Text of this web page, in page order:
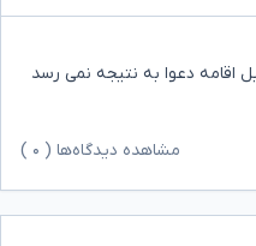
اقامه دعوا به نتیجه نمی رسد
مشاهده دیدگاه‌ها ( ۰